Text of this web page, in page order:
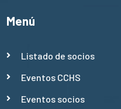
Menú
Listado de socios
Eventos CCHS
Eventos socios